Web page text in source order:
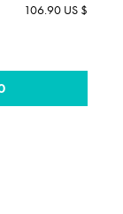
106.90 US $